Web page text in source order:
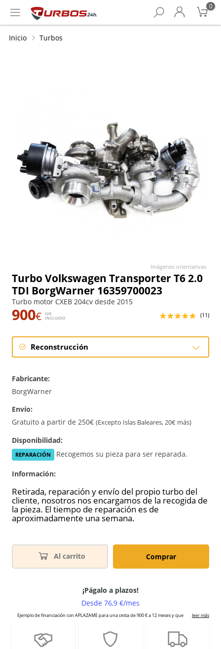
0
Inicio Turbos
Turbo Volkswagen Transporter T6 2.0
TDI BorgWarner 16359700023
Turbo motor CXEB 204cv desde 2015
900€
IVA
INCLUIDO
(11)
Reconstrucción
Fabricante:
BorgWarner
Envío:
Gratuito a partir de 250€ (Excepto Islas Baleares, 20€ más)
Disponibilidad:
REPARACIÓN Recogemos su pieza para ser reparada.
Información:
Retirada, reparación y envío del propio turbo del
cliente, nosotros nos encargamos de la recogida de
la pieza. El tiempo de reparación es de
aproximadamente una semana.
Al carrito Comprar
Imágenes orientativas